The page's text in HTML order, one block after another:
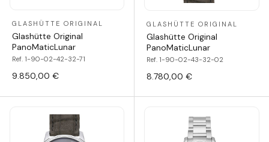
GLASHÜTTE ORIGINAL
Glashütte Original
PanoMaticLunar
Ref. 1-90-02-42-32-71
9.850,00 €
GLASHÜTTE ORIGINAL
Glashütte Original
PanoMaticLunar
Ref. 1-90-02-43-32-02
8.780,00 €